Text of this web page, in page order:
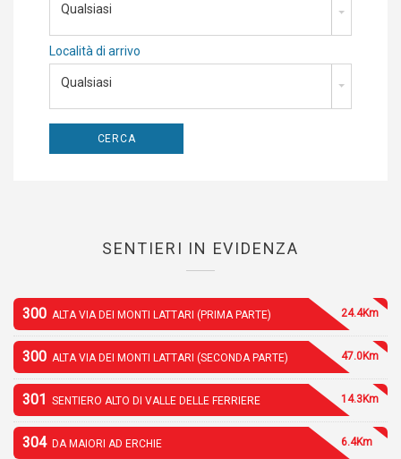
Qualsiasi
Località di arrivo
Qualsiasi
SENTIERI IN EVIDENZA
300 ALTA VIA DEI MONTI LATTARI (PRIMA PARTE) 24.4Km
300 ALTA VIA DEI MONTI LATTARI (SECONDA PARTE) 47.0Km
301 SENTIERO ALTO DI VALLE DELLE FERRIERE 14.3Km
304 DA MAIORI AD ERCHIE 6.4Km